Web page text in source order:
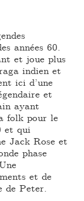
années 60.
et joue plus
indien et
ici d’une
et
ayant
folk pour le
et qui
Jack Rose et
phase
et de
de Peter.